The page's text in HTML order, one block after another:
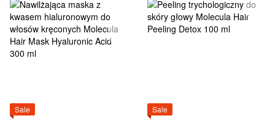
Sale Sale